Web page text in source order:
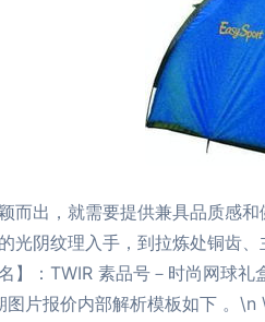
而出，就需要提供兼具品质感
光阴纹理入手，到拉炼处铜齿
】：TWIR 素品号－时尚网球
图片报价内部解析模板如下